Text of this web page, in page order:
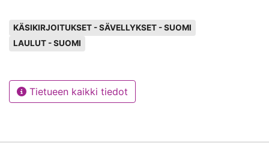
Avainsanat
KÄSIKIRJOITUKSET - SÄVELLYKSET - SUOMI
LAULUT - SUOMI
Tietueen kaikki tiedot